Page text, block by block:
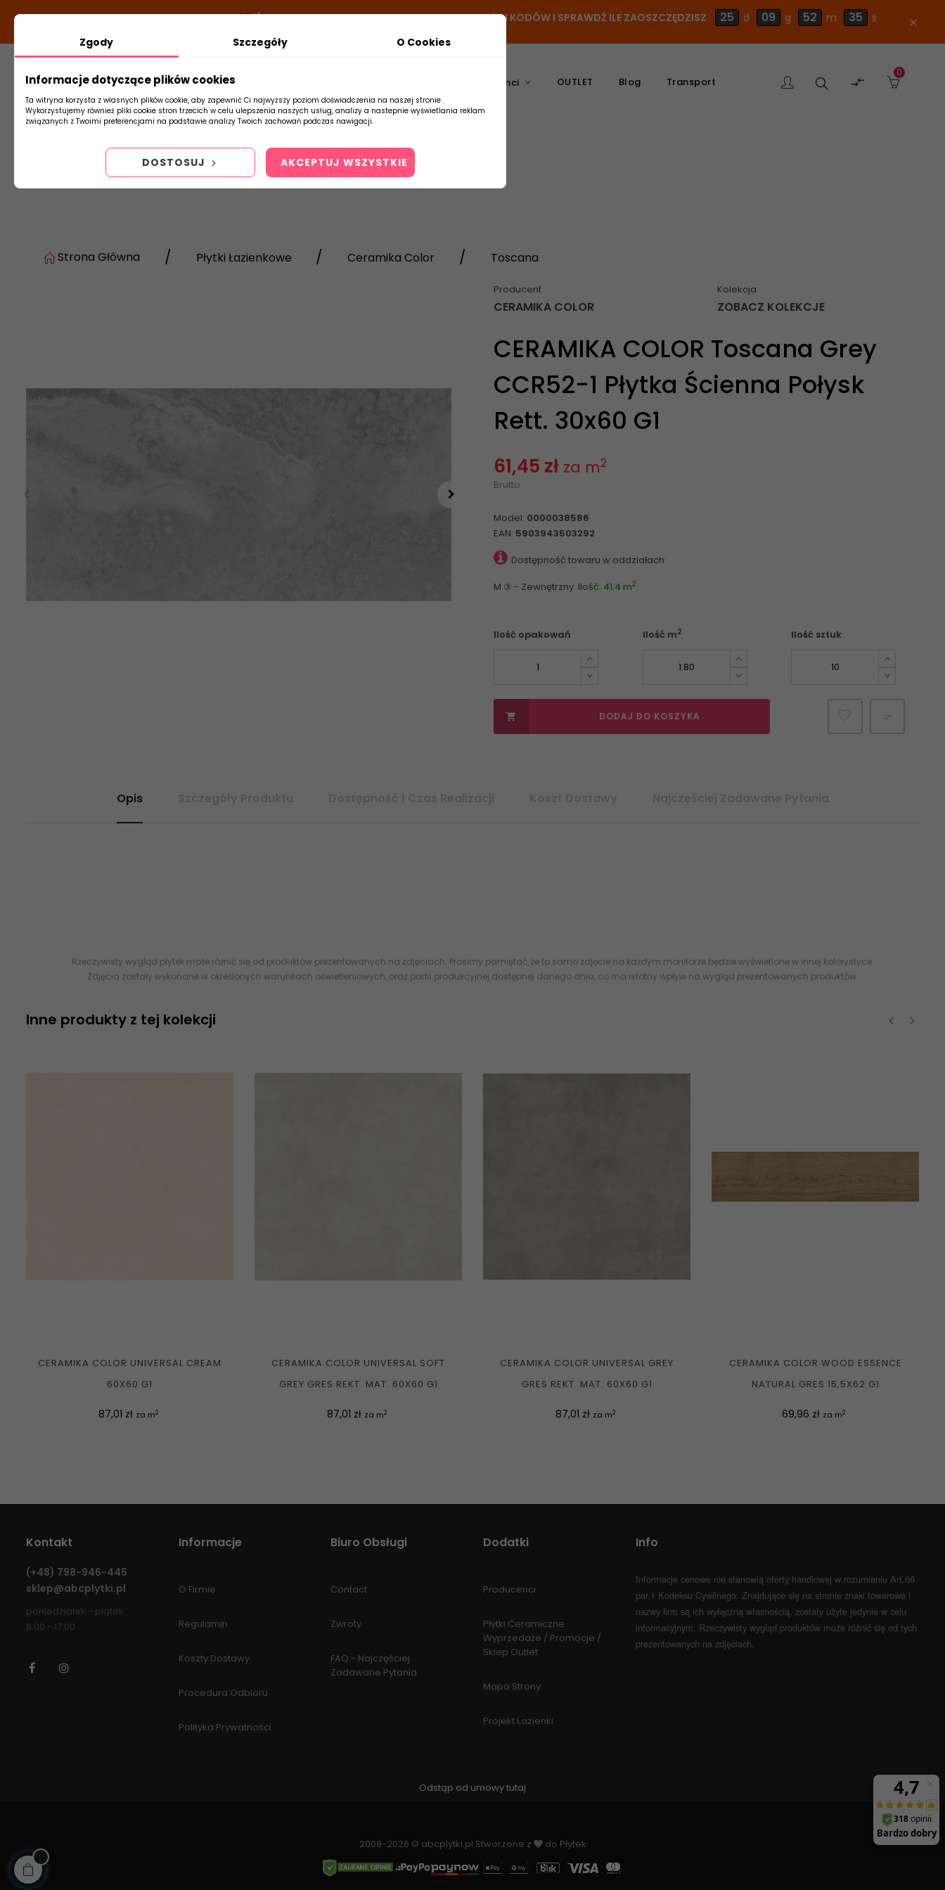
DODATKOWY RABAT Z KODEM:NEWLOOK26/TUBADZIN- DODAJ PRODUKT DO KOSZYKA, UŻYJ KODÓW I SPRAWDŹ ILE ZAOSZCZĘDZISZ 25 d 09 g 52 m 34 s close
Płytki Producenci OUTLET Blog Transport Szukaj 
0
Strona Główna Płytki Łazienkowe Ceramika Color Toscana
Producent
CERAMIKA COLOR
Kolekcja
ZOBACZ KOLEKCJE
CERAMIKA COLOR Toscana Grey
CCR52-1 Płytka Ścienna Połysk
Rett. 30x60 G1
61,45 zł za m2
Brutto
Model: 0000038586
EAN: 5903943503292
Dostępność towaru w oddziałach:
M ③ - Zewnętrzny Ilość: 41.4 m2
Ilość opakowań Ilość m2 Ilość sztuk
 DODAJ DO KOSZYKA
Opis
Rzeczywisty wygląd płytek może różnić się od produktów prezentowanych na zdjęciach. Prosimy pamiętać, że to samo zdjęcie na każdym monitorze będzie wyświetlone w innej kolorystyce.
Zdjęcia zostały wykonane w określonych warunkach oświetleniowych, oraz partii produkcyjnej dostępnej danego dnia, co ma istotny wpływ na wygląd prezentowanych produktów.
Inne produkty z tej kolekcji
CERAMIKA COLOR UNIVERSAL CREAM
60X60 G1
Cena
87,01 zł za m2
CERAMIKA COLOR UNIVERSAL SOFT
GREY GRES REKT. MAT. 60X60 G1
Cena
87,01 zł za m2
CERAMIKA COLOR UNIVERSAL GREY
GRES REKT. MAT. 60X60 G1
Cena
87,01 zł za m2
CERAMIKA COLOR WOOD ESSENCE
NATURAL GRES 15,5X62 G1
Cena
69,96 zł za m2
Kontakt
(+48) 798-946-445
sklep@abcplytki.pl
poniedziałek - piątek
8:00 - 17:00
Facebook
Informacje
O Firmie
Regulamin
Koszty Dostawy
Procedura Odbioru
Polityka Prywatności
Biuro Obsługi
Contact
Zwroty
FAQ - Najczęściej
Zadawane Pytania
Dodatki
Producenci
Płytki Ceramiczne
Wyprzedaże / Promocje /
Sklep Outlet
Mapa Strony
Projekt Łazienki
Info
Informacje cenowe nie stanowią oferty handlowej w rozumieniu Art.66
par.1 Kodeksu Cywilnego. Znajdujące się na stronie znaki towarowe i
nazwy firm są ich wyłączną własnością, zostały użyte jedynie w celu
informacyjnym. Rzeczywisty wygląd produktów może różnić się od tych
prezentowanych na zdjęciach.
Zgody Szczegóły O Cookies
Informacje dotyczące plików cookies
Ta witryna korzysta z własnych plików cookie, aby zapewnić Ci najwyższy poziom doświadczenia na naszej stronie .
Wykorzystujemy również pliki cookie stron trzecich w celu ulepszenia naszych usług, analizy a nastepnie wyświetlania reklam
związanych z Twoimi preferencjami na podstawie analizy Twoich zachowań podczas nawigacji.
DOSTOSUJ AKCEPTUJ WSZYSTKIE
Odstąp od umowy tutaj
2009-2026 © abcplytki.pl Stworzone z do Płytek